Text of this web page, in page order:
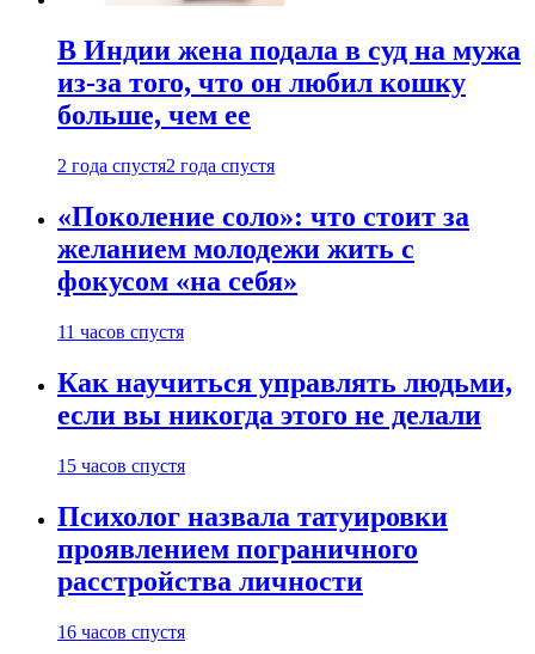
В Индии жена подала в суд на мужа
из-за того, что он любил кошку
больше, чем ее
2 года спустя2 года спустя
«Поколение соло»: что стоит за
желанием молодежи жить с
фокусом «на себя»
11 часов спустя
Как научиться управлять людьми,
если вы никогда этого не делали
15 часов спустя
Психолог назвала татуировки
проявлением пограничного
расстройства личности
16 часов спустя